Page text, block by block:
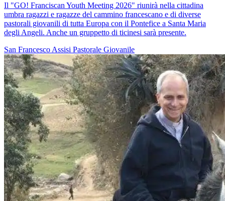
Il "GO! Franciscan Youth Meeting 2026" riunirà nella cittadina
umbra ragazzi e ragazze del cammino francescano e di diverse
pastorali giovanili di tutta Europa con il Pontefice a Santa Maria
degli Angeli. Anche un gruppetto di ticinesi sarà presente.
San Francesco Assisi Pastorale Giovanile